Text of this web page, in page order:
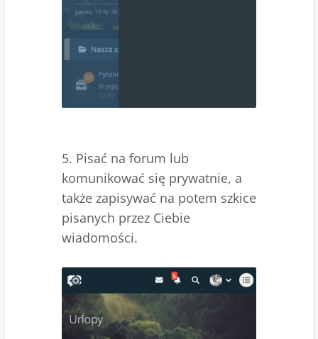
5. Pisać na forum lub
komunikować się prywatnie, a
także zapisywać na potem szkice
pisanych przez Ciebie
wiadomości.